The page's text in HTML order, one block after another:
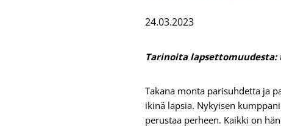
24.03.2023
Tarinoita
Takana monta parisuhdetta ja
ikinä lapsia. Nykyisen
perustaa perheen. Kaikki on